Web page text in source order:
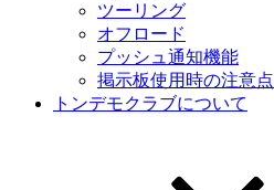
ツーリング
オフロード
プッシュ通知機能
掲示板使用時の注意点
トンデモクラブについて